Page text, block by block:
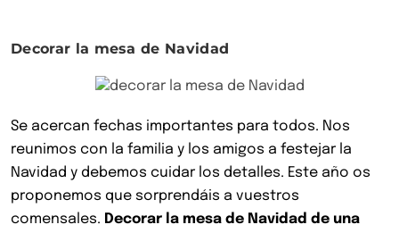
central
Urbincasa»
Decorar la mesa de Navidad
Se acercan fechas importantes para todos. Nos
reunimos con la familia y los amigos a festejar la
Navidad y debemos cuidar los detalles. Este año os
proponemos que sorprendáis a vuestros
comensales. Decorar la mesa de Navidad de una